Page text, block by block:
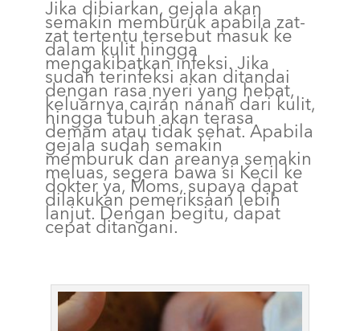
Jika dibiarkan, gejala akan
semakin memburuk apabila zat-
zat tertentu tersebut masuk ke
dalam kulit hingga
mengakibatkan infeksi. Jika
sudah terinfeksi akan ditandai
dengan rasa nyeri yang hebat,
keluarnya cairan nanah dari kulit,
hingga tubuh akan terasa
demam atau tidak sehat. Apabila
gejala sudah semakin
memburuk dan areanya semakin
meluas, segera bawa si Kecil ke
dokter ya, Moms, supaya dapat
dilakukan pemeriksaan lebih
lanjut. Dengan begitu, dapat
cepat ditangani.